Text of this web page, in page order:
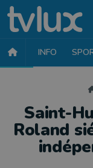
INFO
Saint-
Roland